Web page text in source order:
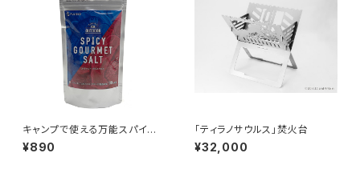
キャンプで使える万能スパイス
「スパイシーグルメソルト」200g
¥890
「ティラノサウルス」焚火台
¥32,000